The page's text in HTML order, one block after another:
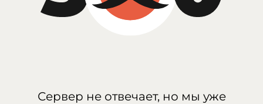
Сервер не отвечает, но мы уже